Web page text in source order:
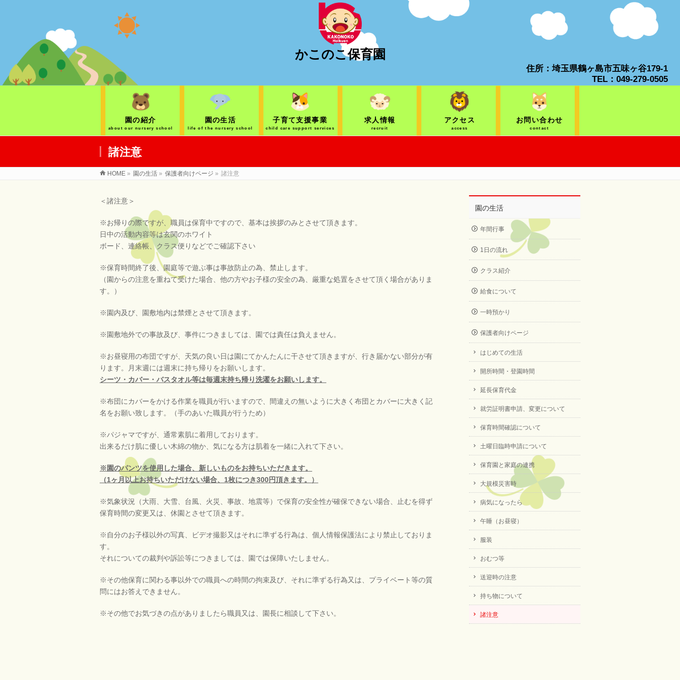
かこのこ保育園
住所：埼玉県鶴ヶ島市五味ヶ谷179-1
TEL：049-279-0505
園の紹介
about our nursery school
園の生活
life of the nursery school
子育て支援事業
child care support services
求人情報
recruit
アクセス
access
お問い合わせ
contact
諸注意
HOME » 園の生活 » 保護者向けページ » 諸注意
＜諸注意＞
※お帰りの際ですが、職員は保育中ですので、基本は挨拶のみとさせて頂きます。
日中の活動内容等は玄関のホワイト
ボード、連絡帳、クラス便りなどでご確認下さい
※保育時間終了後、園庭等で遊ぶ事は事故防止の為、禁止します。
（園からの注意を重ねて受けた場合、他の方やお子様の安全の為、厳重な処置をさせて頂く場合がありま
す。）
※園内及び、園敷地内は禁煙とさせて頂きます。
※園敷地外での事故及び、事件につきましては、園では責任は負えません。
※お昼寝用の布団ですが、天気の良い日は園にてかんたんに干させて頂きますが、行き届かない部分が有
ります。月末週には週末に持ち帰りをお願いします。
シーツ・カバー・バスタオル等は毎週末持ち帰り洗濯をお願いします。
※布団にカバーをかける作業を職員が行いますので、間違えの無いように大きく布団とカバーに大きく記
名をお願い致します。（手のあいた職員が行うため）
※パジャマですが、通常素肌に着用しております。
出来るだけ肌に優しい木綿の物か、気になる方は肌着を一緒に入れて下さい。
※園のパンツを使用した場合、新しいものをお持ちいただきます。
（1ヶ月以上お持ちいただけない場合、1枚につき300円頂きます。）
※気象状況（大雨、大雪、台風、火災、事故、地震等）で保育の安全性が確保できない場合、止むを得ず
保育時間の変更又は、休園とさせて頂きます。
※自分のお子様以外の写真、ビデオ撮影又はそれに準ずる行為は、個人情報保護法により禁止しておりま
す。
それについての裁判や訴訟等につきましては、園では保障いたしません。
※その他保育に関わる事以外での職員への時間の拘束及び、それに準ずる行為又は、プライベート等の質
問にはお答えできません。
※その他でお気づきの点がありましたら職員又は、園長に相談して下さい。
園の生活
年間行事
1日の流れ
クラス紹介
給食について
一時預かり
保護者向けページ
はじめての生活
開所時間・登園時間
延長保育代金
就労証明書申請、変更について
保育時間確認について
土曜日臨時申請について
保育園と家庭の連携
大規模災害時
病気になったら
午睡（お昼寝）
服装
おむつ等
送迎時の注意
持ち物について
諸注意